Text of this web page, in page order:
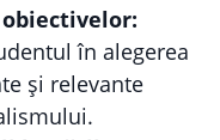
în alegerea
și relevante